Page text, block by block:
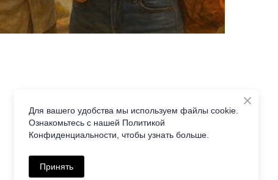
Для вашего удобства мы используем файлы cookie.
Ознакомьтесь с нашей Политикой
Конфиденциальности, чтобы узнать больше.
Принять